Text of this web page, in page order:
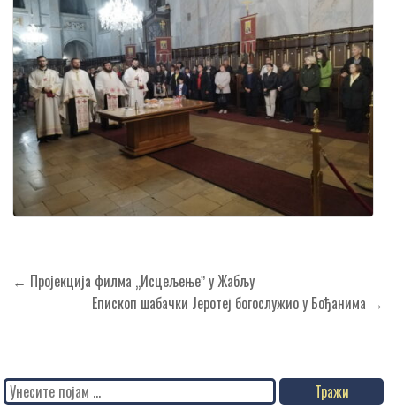
Кретање
чланка
← Пројекција филма „Исцељењеˮ у Жабљу
Епископ шабачки Јеротеј богослужио у Бођанима →
Search